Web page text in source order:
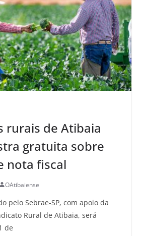
rurais de Atibaia
gratuita sobre
nota fiscal
OAtibaiense
pelo Sebrae-SP, com apoio da
Rural de Atibaia, será
de